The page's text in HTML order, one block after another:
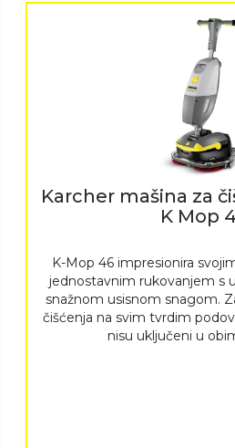
Karcher mašina za
K Mop
K-Mop 46 impresionira
jednostavnim rukovanjem s
snažnom usisnom snagom.
čišćenja na svim tvrdim
nisu uključeni u